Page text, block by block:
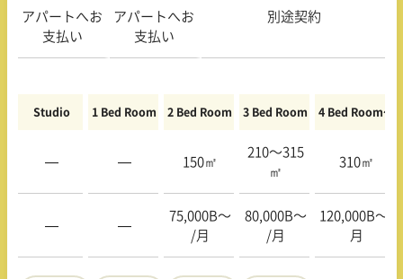
アパートへお
支払い
アパートへお
支払い
別途契約
Studio 1 Bed Room 2 Bed Room 3 Bed Room 4 Bed Room〜
— — 150㎡
210〜315
㎡
310㎡
— —
75,000B〜
/月
80,000B〜
/月
120,000B〜/
月